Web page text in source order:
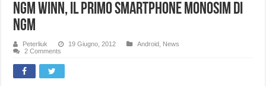
NGM WINN, il primo smartphone monosim di
NGM
Peterliuk 19 Giugno, 2012 Android News
2 Comments